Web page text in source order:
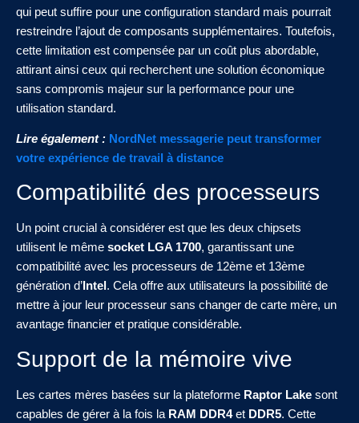
qui peut suffire pour une configuration standard mais pourrait
restreindre l’ajout de composants supplémentaires. Toutefois,
cette limitation est compensée par un coût plus abordable,
attirant ainsi ceux qui recherchent une solution économique
sans compromis majeur sur la performance pour une
utilisation standard.
Lire également : NordNet messagerie peut transformer
votre expérience de travail à distance
Compatibilité des processeurs
Un point crucial à considérer est que les deux chipsets
utilisent le même socket LGA 1700, garantissant une
compatibilité avec les processeurs de 12ème et 13ème
génération d’Intel. Cela offre aux utilisateurs la possibilité de
mettre à jour leur processeur sans changer de carte mère, un
avantage financier et pratique considérable.
Support de la mémoire vive
Les cartes mères basées sur la plateforme Raptor Lake sont
capables de gérer à la fois la RAM DDR4et DDR5. Cette